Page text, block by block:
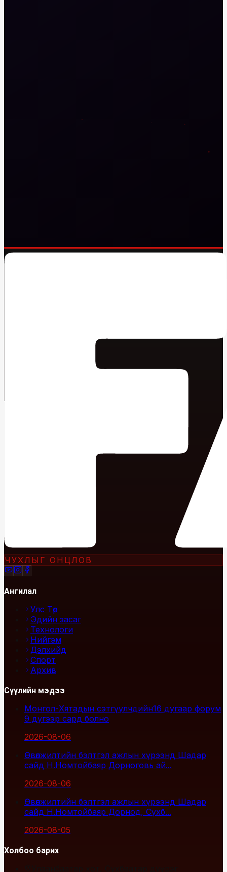
ЧУХЛЫГ ОНЦЛОВ
Ангилал
Улс Төр
Эдийн засаг
Технологи
Нийгэм
Дэлхийд
Спорт
Архив
Сүүлийн мэдээ
Монгол-Хятадын сэтгүүлчдийн16 дугаар форум
9 дүгээр сард болно
2026-08-06
Өвөлжилтийн бэлтгэл ажлын хүрээнд Шадар
сайд Н.Номтойбаяр Дорноговь ай...
2026-08-06
Өвөлжилтийн бэлтгэл ажлын хүрээнд Шадар
сайд Н.Номтойбаяр Дорнод, Сүхб...
2026-08-05
Холбоо барих